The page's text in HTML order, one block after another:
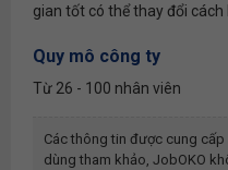
gian tốt có thể thay đổi cách
Quy mô công ty
Từ 26 - 100 nhân viên
Các thông tin được cung
dùng tham khảo, JobOKO